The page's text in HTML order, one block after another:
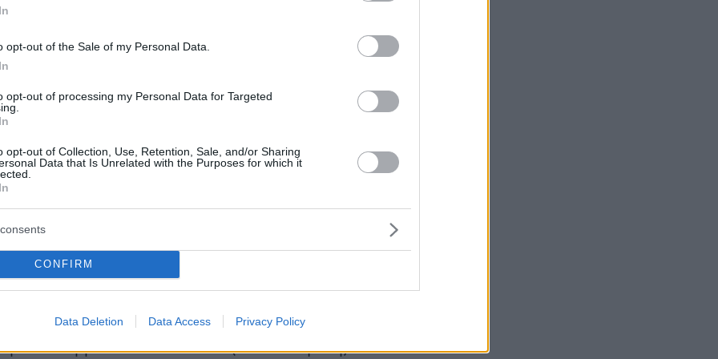
opt-out of the Sale of my Personal Data.
opt-out of processing my Personal Data for Targeted
opt-out of Collection, Use, Retention, Sale, and/or Sharing
Data that Is Unrelated with the Purposes for which it
CONFIRM
Data Deletion Data Access Privacy Policy
τη φινλανδική σάουνα
ο Kevin Holmström και ο Jakob Norrgård
Φινλανδοί που εκπροσωπούν τη Σουηδία
και το «Bara Bada Bastu» είναι το πρώτο
από το 1998. Τότε η Jill Johnson είχε
με το κομμάτι «Kärleken är» (Αιώνια Αγάπη).